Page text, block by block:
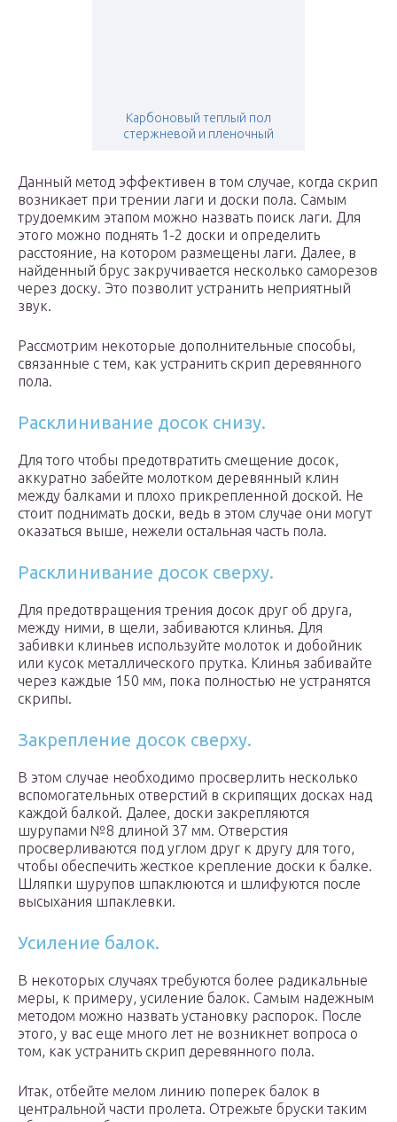
Карбоновый теплый пол
стержневой и пленочный
Данный метод эффективен в том случае, когда скрип
возникает при трении лаги и доски пола. Самым
трудоемким этапом можно назвать поиск лаги. Для
этого можно поднять 1-2 доски и определить
расстояние, на котором размещены лаги. Далее, в
найденный брус закручивается несколько саморезов
через доску. Это позволит устранить неприятный
звук.
Рассмотрим некоторые дополнительные способы,
связанные с тем, как устранить скрип деревянного
пола.
Расклинивание досок снизу.
Для того чтобы предотвратить смещение досок,
аккуратно забейте молотком деревянный клин
между балками и плохо прикрепленной доской. Не
стоит поднимать доски, ведь в этом случае они могут
оказаться выше, нежели остальная часть пола.
Расклинивание досок сверху.
Для предотвращения трения досок друг об друга,
между ними, в щели, забиваются клинья. Для
забивки клиньев используйте молоток и добойник
или кусок металлического прутка. Клинья забивайте
через каждые 150 мм, пока полностью не устранятся
скрипы.
Закрепление досок сверху.
В этом случае необходимо просверлить несколько
вспомогательных отверстий в скрипящих досках над
каждой балкой. Далее, доски закрепляются
шурупами №8 длиной 37 мм. Отверстия
просверливаются под углом друг к другу для того,
чтобы обеспечить жесткое крепление доски к балке.
Шляпки шурупов шпаклюются и шлифуются после
высыхания шпаклевки.
Усиление балок.
В некоторых случаях требуются более радикальные
меры, к примеру, усиление балок. Самым надежным
методом можно назвать установку распорок. После
этого, у вас еще много лет не возникнет вопроса о
том, как устранить скрип деревянного пола.
Итак, отбейте мелом линию поперек балок в
центральной части пролета. Отрежьте бруски таким